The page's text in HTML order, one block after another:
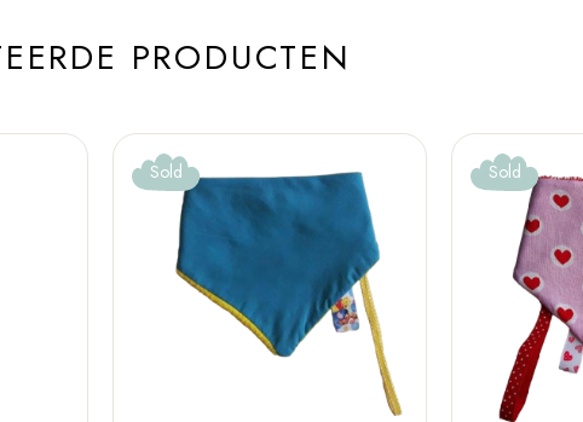
PRODUCTEN
Sold Sold